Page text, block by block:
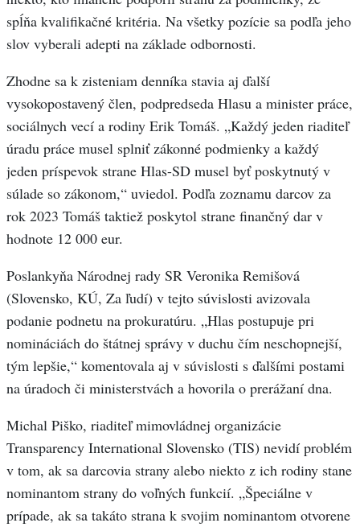
spĺňa kvalifikačné kritéria. Na všetky pozície sa podľa jeho
slov vyberali adepti na základe odbornosti.
Zhodne sa k zisteniam denníka stavia aj ďalší
vysokopostavený člen, podpredseda Hlasu a minister práce,
sociálnych vecí a rodiny Erik Tomáš. „Každý jeden riaditeľ
úradu práce musel splniť zákonné podmienky a každý
jeden príspevok strane Hlas-SD musel byť poskytnutý v
súlade so zákonom,“ uviedol. Podľa zoznamu darcov za
rok 2023 Tomáš taktiež poskytol strane finančný dar v
hodnote 12 000 eur.
Poslankyňa Národnej rady SR Veronika Remišová
(Slovensko, KÚ, Za ľudí) v tejto súvislosti avizovala
podanie podnetu na prokuratúru. „Hlas postupuje pri
nomináciách do štátnej správy v duchu čím neschopnejší,
tým lepšie,“ komentovala aj v súvislosti s ďalšími postami
na úradoch či ministerstvách a hovorila o prerážaní dna.
Michal Piško, riaditeľ mimovládnej organizácie
Transparency International Slovensko (TIS) nevidí problém
v tom, ak sa darcovia strany alebo niekto z ich rodiny stane
nominantom strany do voľných funkcií. „Špeciálne v
prípade, ak sa takáto strana k svojim nominantom otvorene